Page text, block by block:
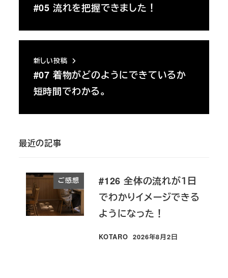
#05 流れを把握できました！
新しい投稿
#07 着物がどのようにできているか
短時間でわかる。
最近の記事
ご感想
#126 全体の流れが１日
でわかりイメージできる
ようになった！
KOTARO
投稿日
2026年8月2日